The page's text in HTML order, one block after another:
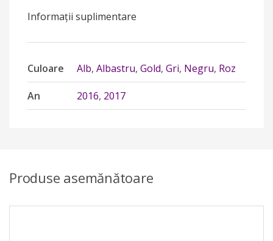
Informații suplimentare
Culoare Alb, Albastru, Gold, Gri, Negru, Roz
An 2016, 2017
Produse asemănătoare